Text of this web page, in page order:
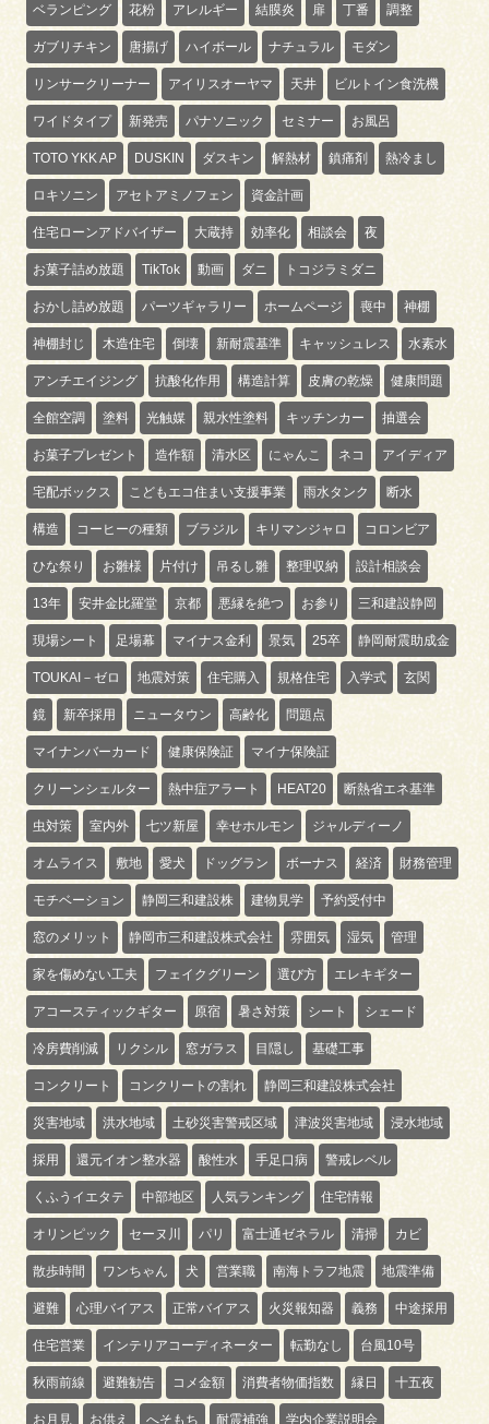
ベランピング 花粉 アレルギー 結膜炎 扉 丁番 調整
ガブリチキン 唐揚げ ハイボール ナチュラル モダン
リンサークリーナー アイリスオーヤマ 天井 ビルトイン食洗機
ワイドタイプ 新発売 パナソニック セミナー お風呂
TOTO YKK AP DUSKIN ダスキン 解熱材 鎮痛剤 熱冷まし
ロキソニン アセトアミノフェン 資金計画
住宅ローンアドバイザー 大蔵持 効率化 相談会 夜
お菓子詰め放題 TikTok 動画 ダニ トコジラミダニ
おかし詰め放題 パーツギャラリー ホームページ 喪中 神棚
神棚封じ 木造住宅 倒壊 新耐震基準 キャッシュレス 水素水
アンチエイジング 抗酸化作用 構造計算 皮膚の乾燥 健康問題
全館空調 塗料 光触媒 親水性塗料 キッチンカー 抽選会
お菓子プレゼント 造作額 清水区 にゃんこ ネコ アイディア
宅配ボックス こどもエコ住まい支援事業 雨水タンク 断水
構造 コーヒーの種類 ブラジル キリマンジャロ コロンビア
ひな祭り お雛様 片付け 吊るし雛 整理収納 設計相談会
13年 安井金比羅堂 京都 悪縁を絶つ お参り 三和建設静岡
現場シート 足場幕 マイナス金利 景気 25卒 静岡耐震助成金
TOUKAI－ゼロ 地震対策 住宅購入 規格住宅 入学式 玄関
鏡 新卒採用 ニュータウン 高齢化 問題点
マイナンバーカード 健康保険証 マイナ保険証
クリーンシェルター 熱中症アラート HEAT20 断熱省エネ基準
虫対策 室内外 七ツ新屋 幸せホルモン ジャルディーノ
オムライス 敷地 愛犬 ドッグラン ボーナス 経済 財務管理
モチベーション 静岡三和建設株 建物見学 予約受付中
窓のメリット 静岡市三和建設株式会社 雰囲気 湿気 管理
家を傷めない工夫 フェイクグリーン 選び方 エレキギター
アコースティックギター 原宿 暑さ対策 シート シェード
冷房費削減 リクシル 窓ガラス 目隠し 基礎工事
コンクリート コンクリートの割れ 静岡三和建設株式会社
災害地域 洪水地域 土砂災害警戒区域 津波災害地域 浸水地域
採用 還元イオン整水器 酸性水 手足口病 警戒レベル
くふうイエタテ 中部地区 人気ランキング 住宅情報
オリンピック セーヌ川 パリ 富士通ゼネラル 清掃 カビ
散歩時間 ワンちゃん 犬 営業職 南海トラフ地震 地震準備
避難 心理バイアス 正常バイアス 火災報知器 義務 中途採用
住宅営業 インテリアコーディネーター 転勤なし 台風10号
秋雨前線 避難勧告 コメ金額 消費者物価指数 縁日 十五夜
お月見 お供え へそもち 耐震補強 学内企業説明会